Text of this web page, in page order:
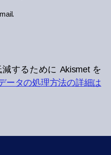
するために Akismet を
ータの処理方法の詳細は